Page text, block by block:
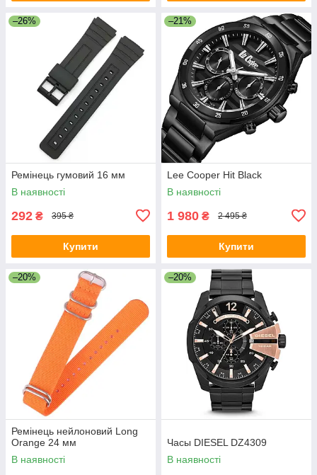
–26%
Ремінець гумовий 16 мм
В наявності
292 ₴ 395 ₴
Купити
–21%
Lee Cooper Hit Black
В наявності
1 980 ₴ 2 495 ₴
Купити
–20%
Ремінець нейлоновий Long
Orange 24 мм
В наявності
–20%
Часы DIESEL DZ4309
В наявності